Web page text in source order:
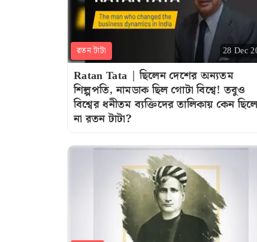
রতন টাটা 28 Dec
Ratan Tata | ছিলেন দেশের অন্যতম
শিল্পপতি, নামডাক ছিল গোটা বিশ্বে! তবুও
বিশ্বের ধনীতম ব্যক্তিদের তালিকায় কেন
না রতন টাটা?